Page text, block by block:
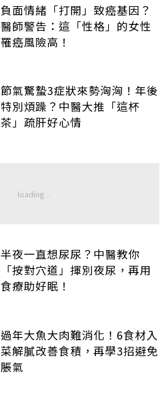
負面情緒「打開」致癌基因？
醫師警告：這「性格」的女性
罹癌風險高！
節氣驚蟄3症狀來勢洶洶！年後
特別煩躁？中醫大推「這杯
茶」疏肝好心情
半夜一直想尿尿？中醫教你
「按對穴道」揮別夜尿，再用
食療助好眠！
過年大魚大肉難消化！6食材入
菜解膩改善食積，再學3招避免
脹氣